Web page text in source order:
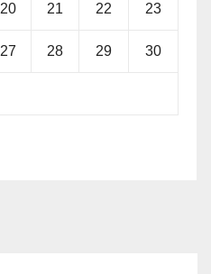
20 21 22 23
27 28 29 30